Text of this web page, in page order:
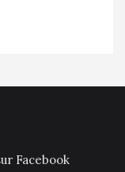
Facebook